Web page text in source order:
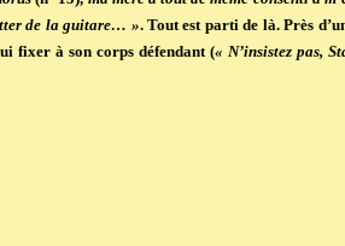
de la guitare… ». Tout est parti de là. Près
fixer à son corps défendant (« N’insistez pas,